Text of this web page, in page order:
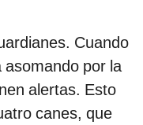
Cuando
por la
alertas. Esto
canes, que